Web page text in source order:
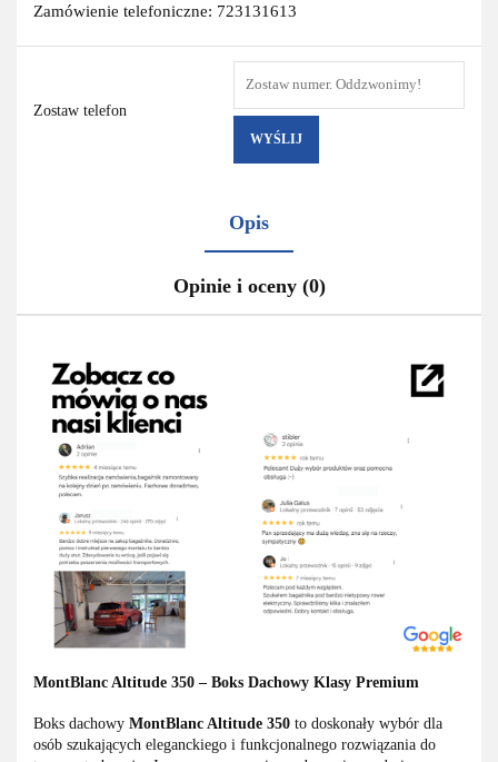
Zamówienie telefoniczne: 723131613
Zostaw telefon
WYŚLIJ
Opis
Opinie i oceny (0)
MontBlanc Altitude 350 – Boks Dachowy Klasy Premium
Boks dachowy MontBlanc Altitude 350 to doskonały wybór dla
osób szukających eleganckiego i funkcjonalnego rozwiązania do